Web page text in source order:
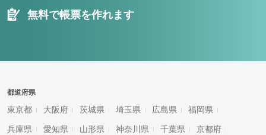
無料で帳票を作れます
都道府県
東京都 大阪府 茨城県 埼玉県 広島県 福岡県
兵庫県 愛知県 山形県 神奈川県 千葉県 京都府